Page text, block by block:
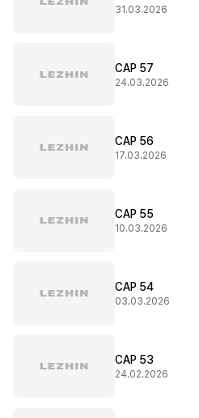
31.03.2026
CAP 57
24.03.2026
CAP 56
17.03.2026
CAP 55
10.03.2026
CAP 54
03.03.2026
CAP 53
24.02.2026